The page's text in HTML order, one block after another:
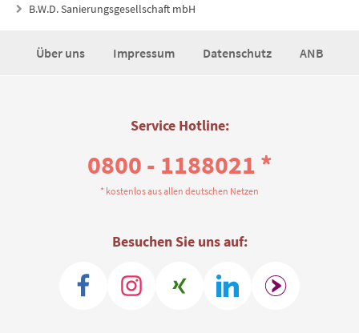
B.W.D. Sanierungsgesellschaft mbH
Über uns Impressum Datenschutz ANB
Service Hotline:
0800 - 1188021 *
* kostenlos aus allen deutschen Netzen
Besuchen Sie uns auf: